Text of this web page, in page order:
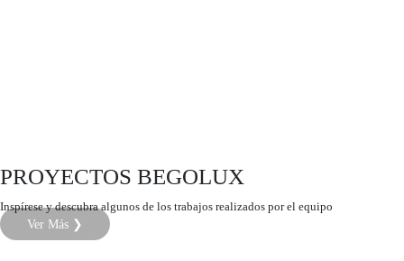
PROYECTOS BEGOLUX
Inspírese y descubra algunos de los trabajos realizados por el equipo
Ver Más ❯